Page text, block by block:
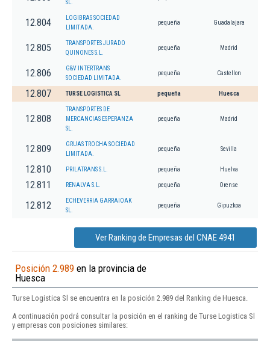
SL.
12.804
LOGIBRAS SOCIEDAD
LIMITADA.
pequeña Guadalajara
12.805
TRANSPORTES JURADO
QUINONES S.L.
pequeña Madrid
12.806
G&V INTERTRANS
SOCIEDAD LIMITADA.
pequeña Castellon
12.807 TURSE LOGISTICA SL pequeña Huesca
12.808
TRANSPORTES DE
MERCANCIAS ESPERANZA
SL.
pequeña Madrid
12.809
GRUAS TROCHA SOCIEDAD
LIMITADA.
pequeña Sevilla
12.810 PRILATRANS S.L. pequeña Huelva
12.811 RENALVA S.L. pequeña Orense
12.812
ECHEVERRIA GARRAIOAK
SL.
pequeña Gipuzkoa
Ver Ranking de Empresas del CNAE 4941
Posición 2.989 en la provincia de
Huesca
Turse Logistica Sl se encuentra en la posición 2.989 del Ranking de Huesca.
A continuación podrá consultar la posición en el ranking de Turse Logistica Sl
y empresas con posiciones similares: